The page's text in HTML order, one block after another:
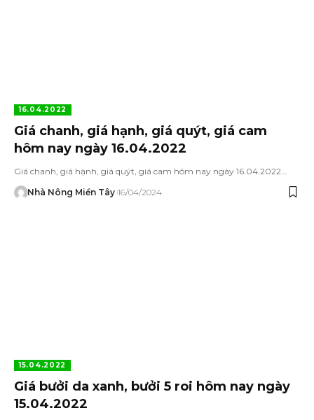
16.04.2022
Giá chanh, giá hạnh, giá quýt, giá cam
hôm nay ngày 16.04.2022
Giá chanh, giá hạnh, giá quýt, giá cam hôm nay ngày 16.04.2022…
Nhà Nông Miền Tây 16/04/2024
15.04.2022
Giá bưởi da xanh, bưởi 5 roi hôm nay ngày
15.04.2022